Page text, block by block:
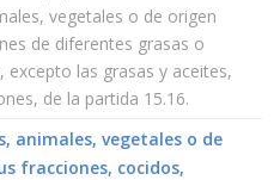
vegetales o de origen
de diferentes grasas o
excepto las grasas y aceites,
de la partida 15.16.
animales, vegetales o de
fracciones, cocidos,